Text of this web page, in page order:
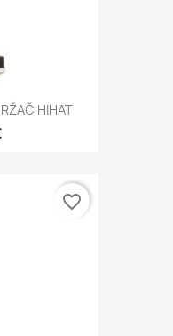
HIHAT
favorite_border